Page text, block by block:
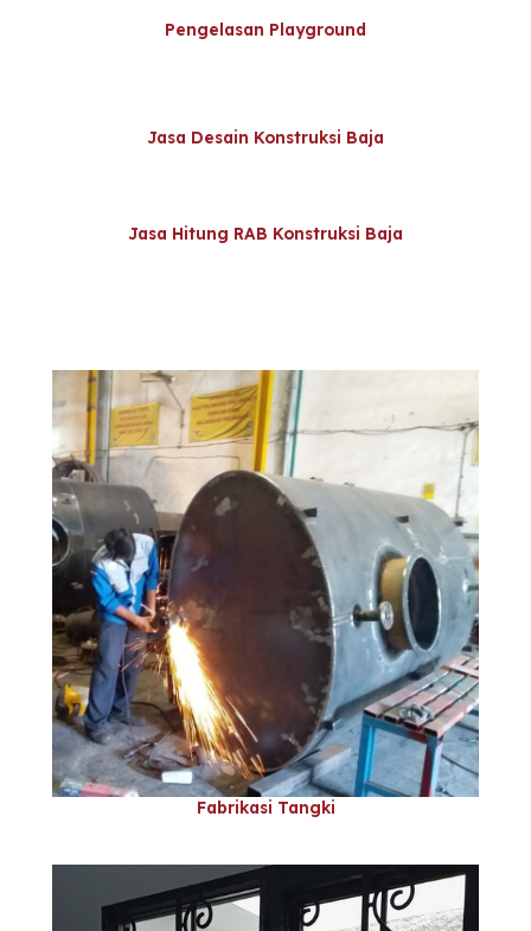
Pengelasan Playground
Jasa Desain Konstruksi Baja
Jasa Hitung RAB Konstruksi Baja
Fabrikasi Tangki